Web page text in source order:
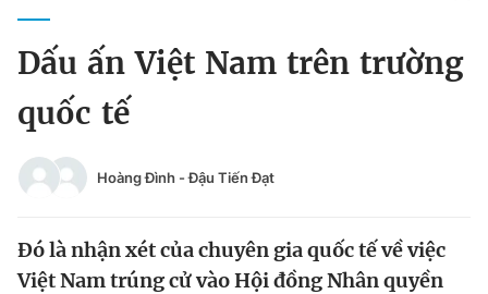
Chào ngày mới Tin 24h
Tin thị trường Tin 360
Đổi mật khẩu
Tin đã lưu
Tin đã xem
Dấu ấn Việt Nam trên trường
quốc tế
Hoàng Đình - Đậu Tiến Đạt
Đó là nhận xét của chuyên gia quốc tế về việc
Việt Nam trúng cử vào Hội đồng Nhân quyền